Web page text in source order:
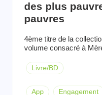
des plus
pauvres
4ème titre de la
volume consacré à
Livre/BD
App Engagement